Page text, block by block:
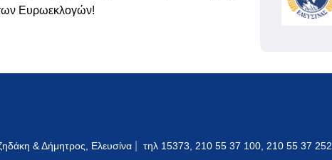
των Ευρωεκλογών!
& Δήμητρος, Ελευσίνα τηλ 15373, 210 55 37 100, 210 55 37 252